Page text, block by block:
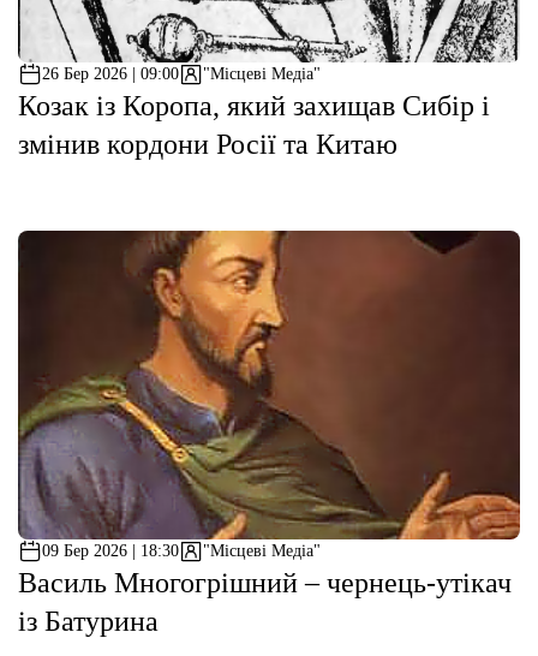
26 Бер 2026 | 09:00 "Місцеві Медіа"
Козак із Коропа, який захищав Сибір і
змінив кордони Росії та Китаю
09 Бер 2026 | 18:30 "Місцеві Медіа"
Василь Многогрішний – чернець-утікач
із Батурина